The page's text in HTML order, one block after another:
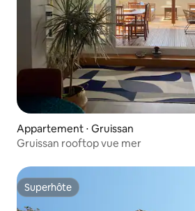
Appartement ⋅ Gruissan
Gruissan rooftop vue mer
Superhôte
Superhôte